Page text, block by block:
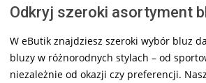
Odkryj szeroki asortyment
W eButik znajdziesz szeroki wybór bluz
bluzy w różnorodnych stylach – od
niezależnie od okazji czy preferencji.